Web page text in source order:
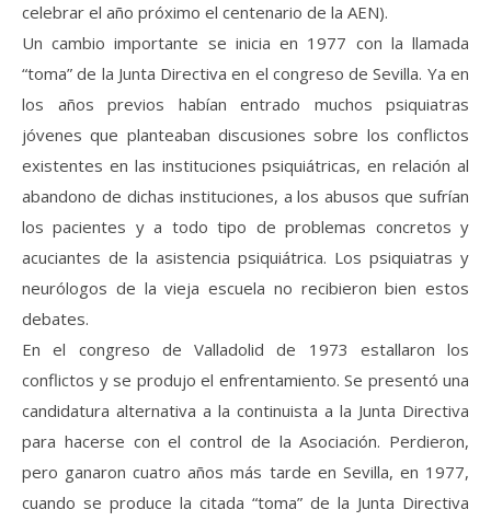
celebrar el año próximo el centenario de la AEN).
Un cambio importante se inicia en 1977 con la llamada
“toma” de la Junta Directiva en el congreso de Sevilla. Ya en
los años previos habían entrado muchos psiquiatras
jóvenes que planteaban discusiones sobre los conflictos
existentes en las instituciones psiquiátricas, en relación al
abandono de dichas instituciones, a los abusos que sufrían
los pacientes y a todo tipo de problemas concretos y
acuciantes de la asistencia psiquiátrica. Los psiquiatras y
neurólogos de la vieja escuela no recibieron bien estos
debates.
En el congreso de Valladolid de 1973 estallaron los
conflictos y se produjo el enfrentamiento. Se presentó una
candidatura alternativa a la continuista a la Junta Directiva
para hacerse con el control de la Asociación. Perdieron,
pero ganaron cuatro años más tarde en Sevilla, en 1977,
cuando se produce la citada “toma” de la Junta Directiva